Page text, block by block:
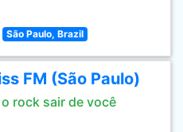
São Paulo, Brazil
FM (São Paulo)
rock sair de você